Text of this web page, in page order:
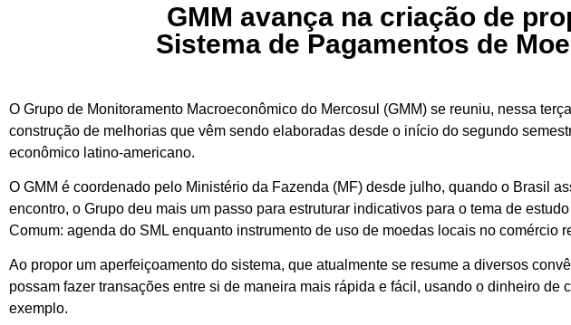
GMM avança na criação de
Sistema de Pagamentos de
O Grupo de Monitoramento Macroeconômico do Mercosul (GMM) se reuniu, nessa
construção de melhorias que vêm sendo elaboradas desde o início do segundo
econômico latino-americano.
O GMM é coordenado pelo Ministério da Fazenda (MF) desde julho, quando o Brasil
encontro, o Grupo deu mais um passo para estruturar indicativos para o tema de
Comum: agenda do SML enquanto instrumento de uso de moedas locais no comércio
Ao propor um aperfeiçoamento do sistema, que atualmente se resume a diversos
possam fazer transações entre si de maneira mais rápida e fácil, usando o dinheiro
exemplo.